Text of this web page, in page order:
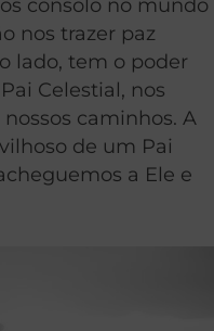
consolo no mundo
nos trazer paz
lado, tem o poder
Celestial, nos
caminhos. A
de um Pai
a Ele e